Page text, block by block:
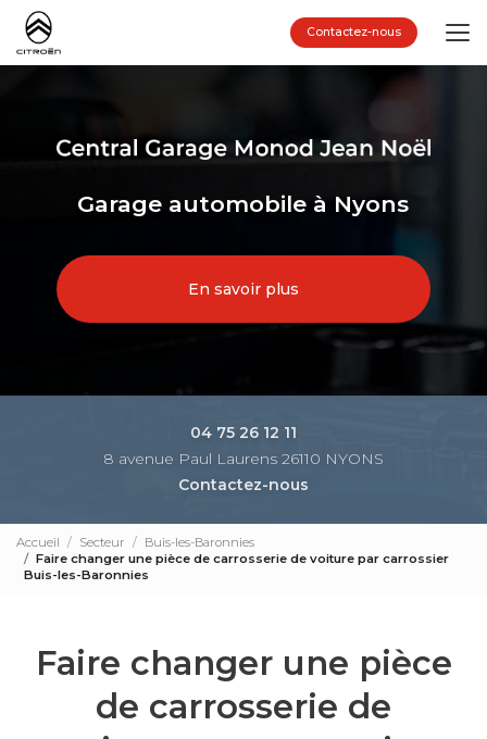
Aller
contenu
principal
Contactez-nous
Garage automobile à Nyons
En savoir plus
04 75 26 12 11
8 avenue Paul Laurens 26110 NYONS
Contactez-nous
Accueil Secteur
Buis-les-Baronnies
Faire changer une pièce de carrosserie de voiture par carrossier
Buis-les-Baronnies
Faire changer une pièce
de carrosserie de